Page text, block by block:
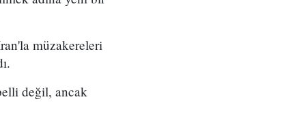
müzakereleri
değil, ancak